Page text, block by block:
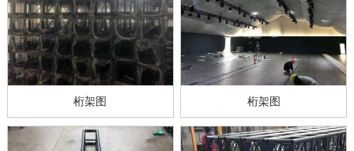
桁架图 桁架图